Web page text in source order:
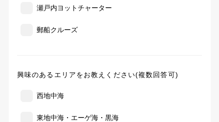
瀬戸内ヨットチャーター
郵船クルーズ
興味のあるエリアをお教えください(複数回答可)
西地中海
東地中海・エーゲ海・黒海